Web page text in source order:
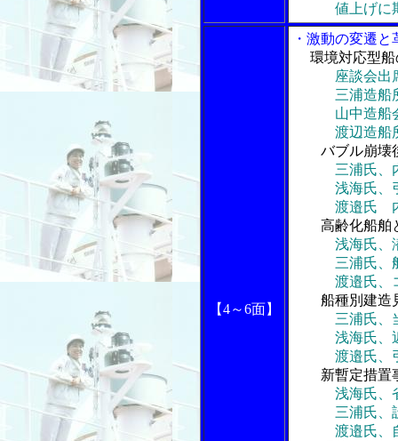
値上げに
【4～6面】
・激動の変遷
環境対応型
座談会出
三浦造
山中造船会
渡辺造船所
バブル崩壊
三浦氏、
浅海氏、引
渡邉氏 内航
高齢化船舶
浅海氏、
三浦氏、船
渡邉氏、コ
船種別建造
三浦氏、
浅海氏、近
渡邉氏、引
新暫定措置
浅海氏、
三浦氏、設
渡邉氏、自